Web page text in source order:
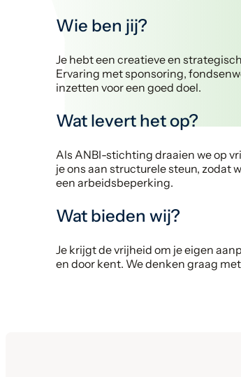
Wie ben jij?
Je hebt een creatieve en
Ervaring met sponsoring,
inzetten voor een goed doel.
Wat levert het op?
Als ANBI-stichting draaien we op
je ons aan structurele steun, zodat
een arbeidsbeperking.
Wat bieden wij?
Je krijgt de vrijheid om je eigen
en door kent. We denken graag